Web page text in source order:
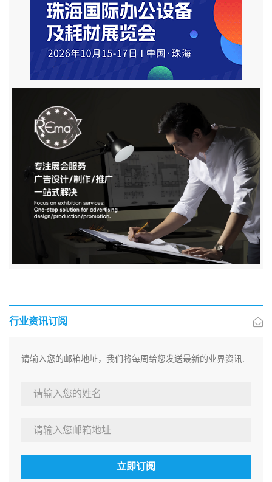
行业资讯订阅
请输入您的邮箱地址，我们将每周给您发送最新的业界资讯.
立即订阅